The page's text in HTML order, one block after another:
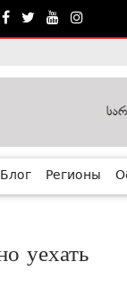
Блог Регионы
уехать